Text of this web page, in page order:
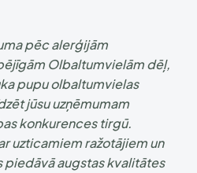
pēc alerģijām
Olbaltumvielām dēļ,
pupu olbaltumvielas
jūsu uzņēmumam
konkurences tirgū.
uzticamiem ražotājiem un
augstas kvalitātes